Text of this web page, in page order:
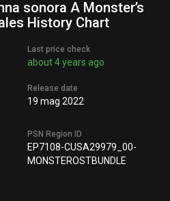
sonora A Monster’s
History Chart
Last price check
about 4 years ago
Release date
19 mag 2022
PSN Region ID
EP7108-CUSA29979_00-
MONSTEROSTBUNDLE